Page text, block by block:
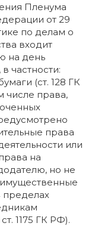
Пленума
от 29
по делам о
входит
на день
частности:
(ст. 128 ГК
числе права,
права
или
на
но не
пределах
1175 ГК РФ).